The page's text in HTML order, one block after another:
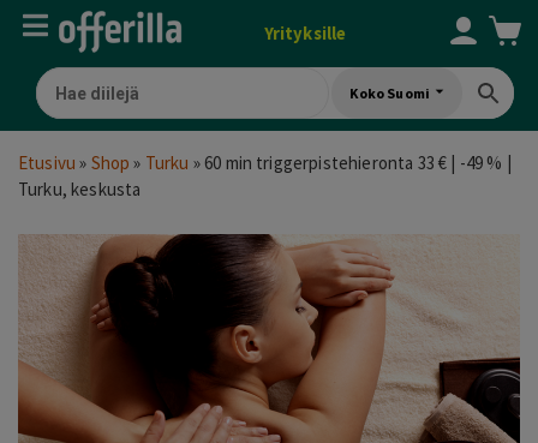
Yrityksille
Koko Suomi
Etusivu » Shop » Turku » 60 min triggerpistehieronta 33 € | -49 % |
Turku, keskusta